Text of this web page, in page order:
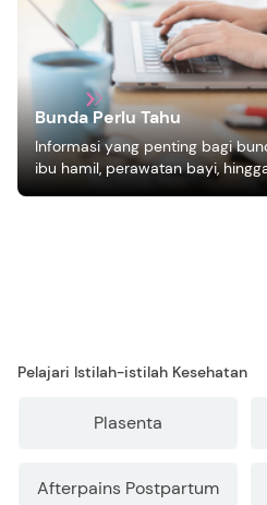
Bunda Perlu Tahu
Informasi yang penting bagi
ibu hamil, perawatan bayi,
mengasuh anak
Pelajari Istilah-istilah Kesehatan
Plasenta
Afterpains Postpartum